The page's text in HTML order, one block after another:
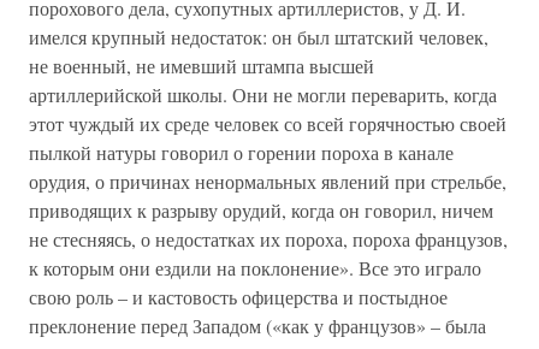
порохового дела, сухопутных артиллеристов, у Д. И.
имелся крупный недостаток: он был штатский человек,
не военный, не имевший штампа высшей
артиллерийской школы. Они не могли переварить, когда
этот чуждый их среде человек со всей горячностью своей
пылкой натуры говорил о горении пороха в канале
орудия, о причинах ненормальных явлений при стрельбе,
приводящих к разрыву орудий, когда он говорил, ничем
не стесняясь, о недостатках их пороха, пороха французов,
к которым они ездили на поклонение». Все это играло
свою роль – и кастовость офицерства и постыдное
преклонение перед Западом («как у французов» – была